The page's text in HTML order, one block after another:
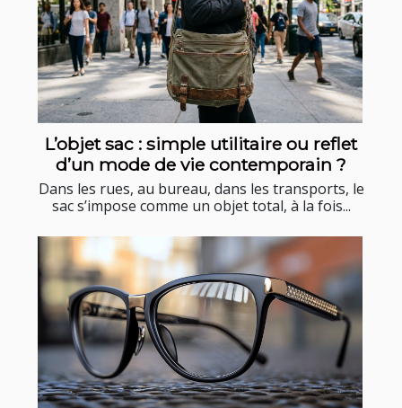
L’objet sac : simple utilitaire ou reflet
d’un mode de vie contemporain ?
Dans les rues, au bureau, dans les transports, le
sac s’impose comme un objet total, à la fois...